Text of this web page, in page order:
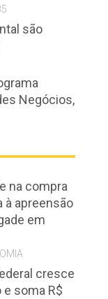
são
Negócios,
na compra
à apreensão
em
cresce
e soma R$